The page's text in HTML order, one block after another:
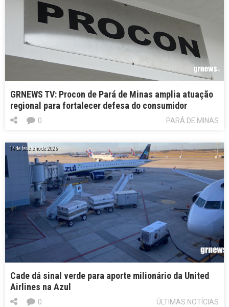
GRNEWS TV: Procon de Pará de Minas amplia atuação
regional para fortalecer defesa do consumidor
PARÁ DE MINAS
0
14 de fevereiro de 2026
Cade dá sinal verde para aporte milionário da United
Airlines na Azul
ÚLTIMAS NOTÍCIAS
0